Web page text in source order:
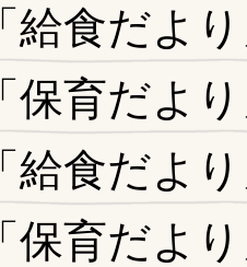
「給食だ
「保育だ
「給食だ
「保育だ